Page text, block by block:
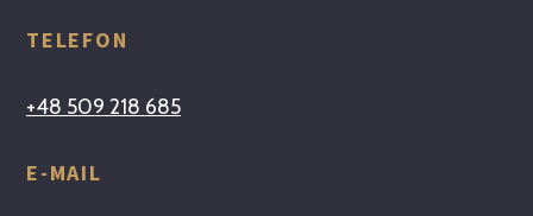
TELEFON
+48 509 218 685
E-MAIL